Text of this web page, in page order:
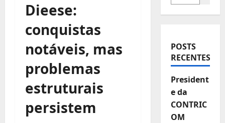
Dieese:
conquistas
notáveis, mas
problemas
estruturais
persistem
POSTS
RECENTES
President
e da
CONTRIC
OM